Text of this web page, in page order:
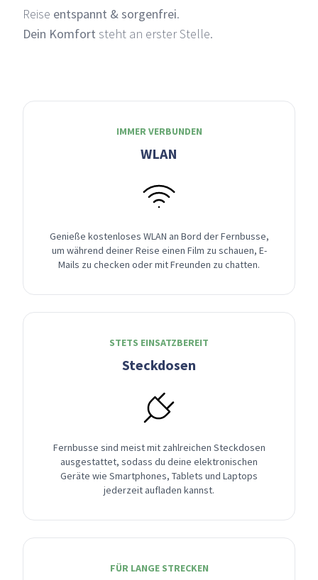
Reise entspannt & sorgenfrei.
Dein Komfort steht an erster Stelle.
IMMER VERBUNDEN
WLAN
Genieße kostenloses WLAN an Bord der Fernbusse,
um während deiner Reise einen Film zu schauen, E-
Mails zu checken oder mit Freunden zu chatten.
STETS EINSATZBEREIT
Steckdosen
Fernbusse sind meist mit zahlreichen Steckdosen
ausgestattet, sodass du deine elektronischen
Geräte wie Smartphones, Tablets und Laptops
jederzeit aufladen kannst.
FÜR LANGE STRECKEN